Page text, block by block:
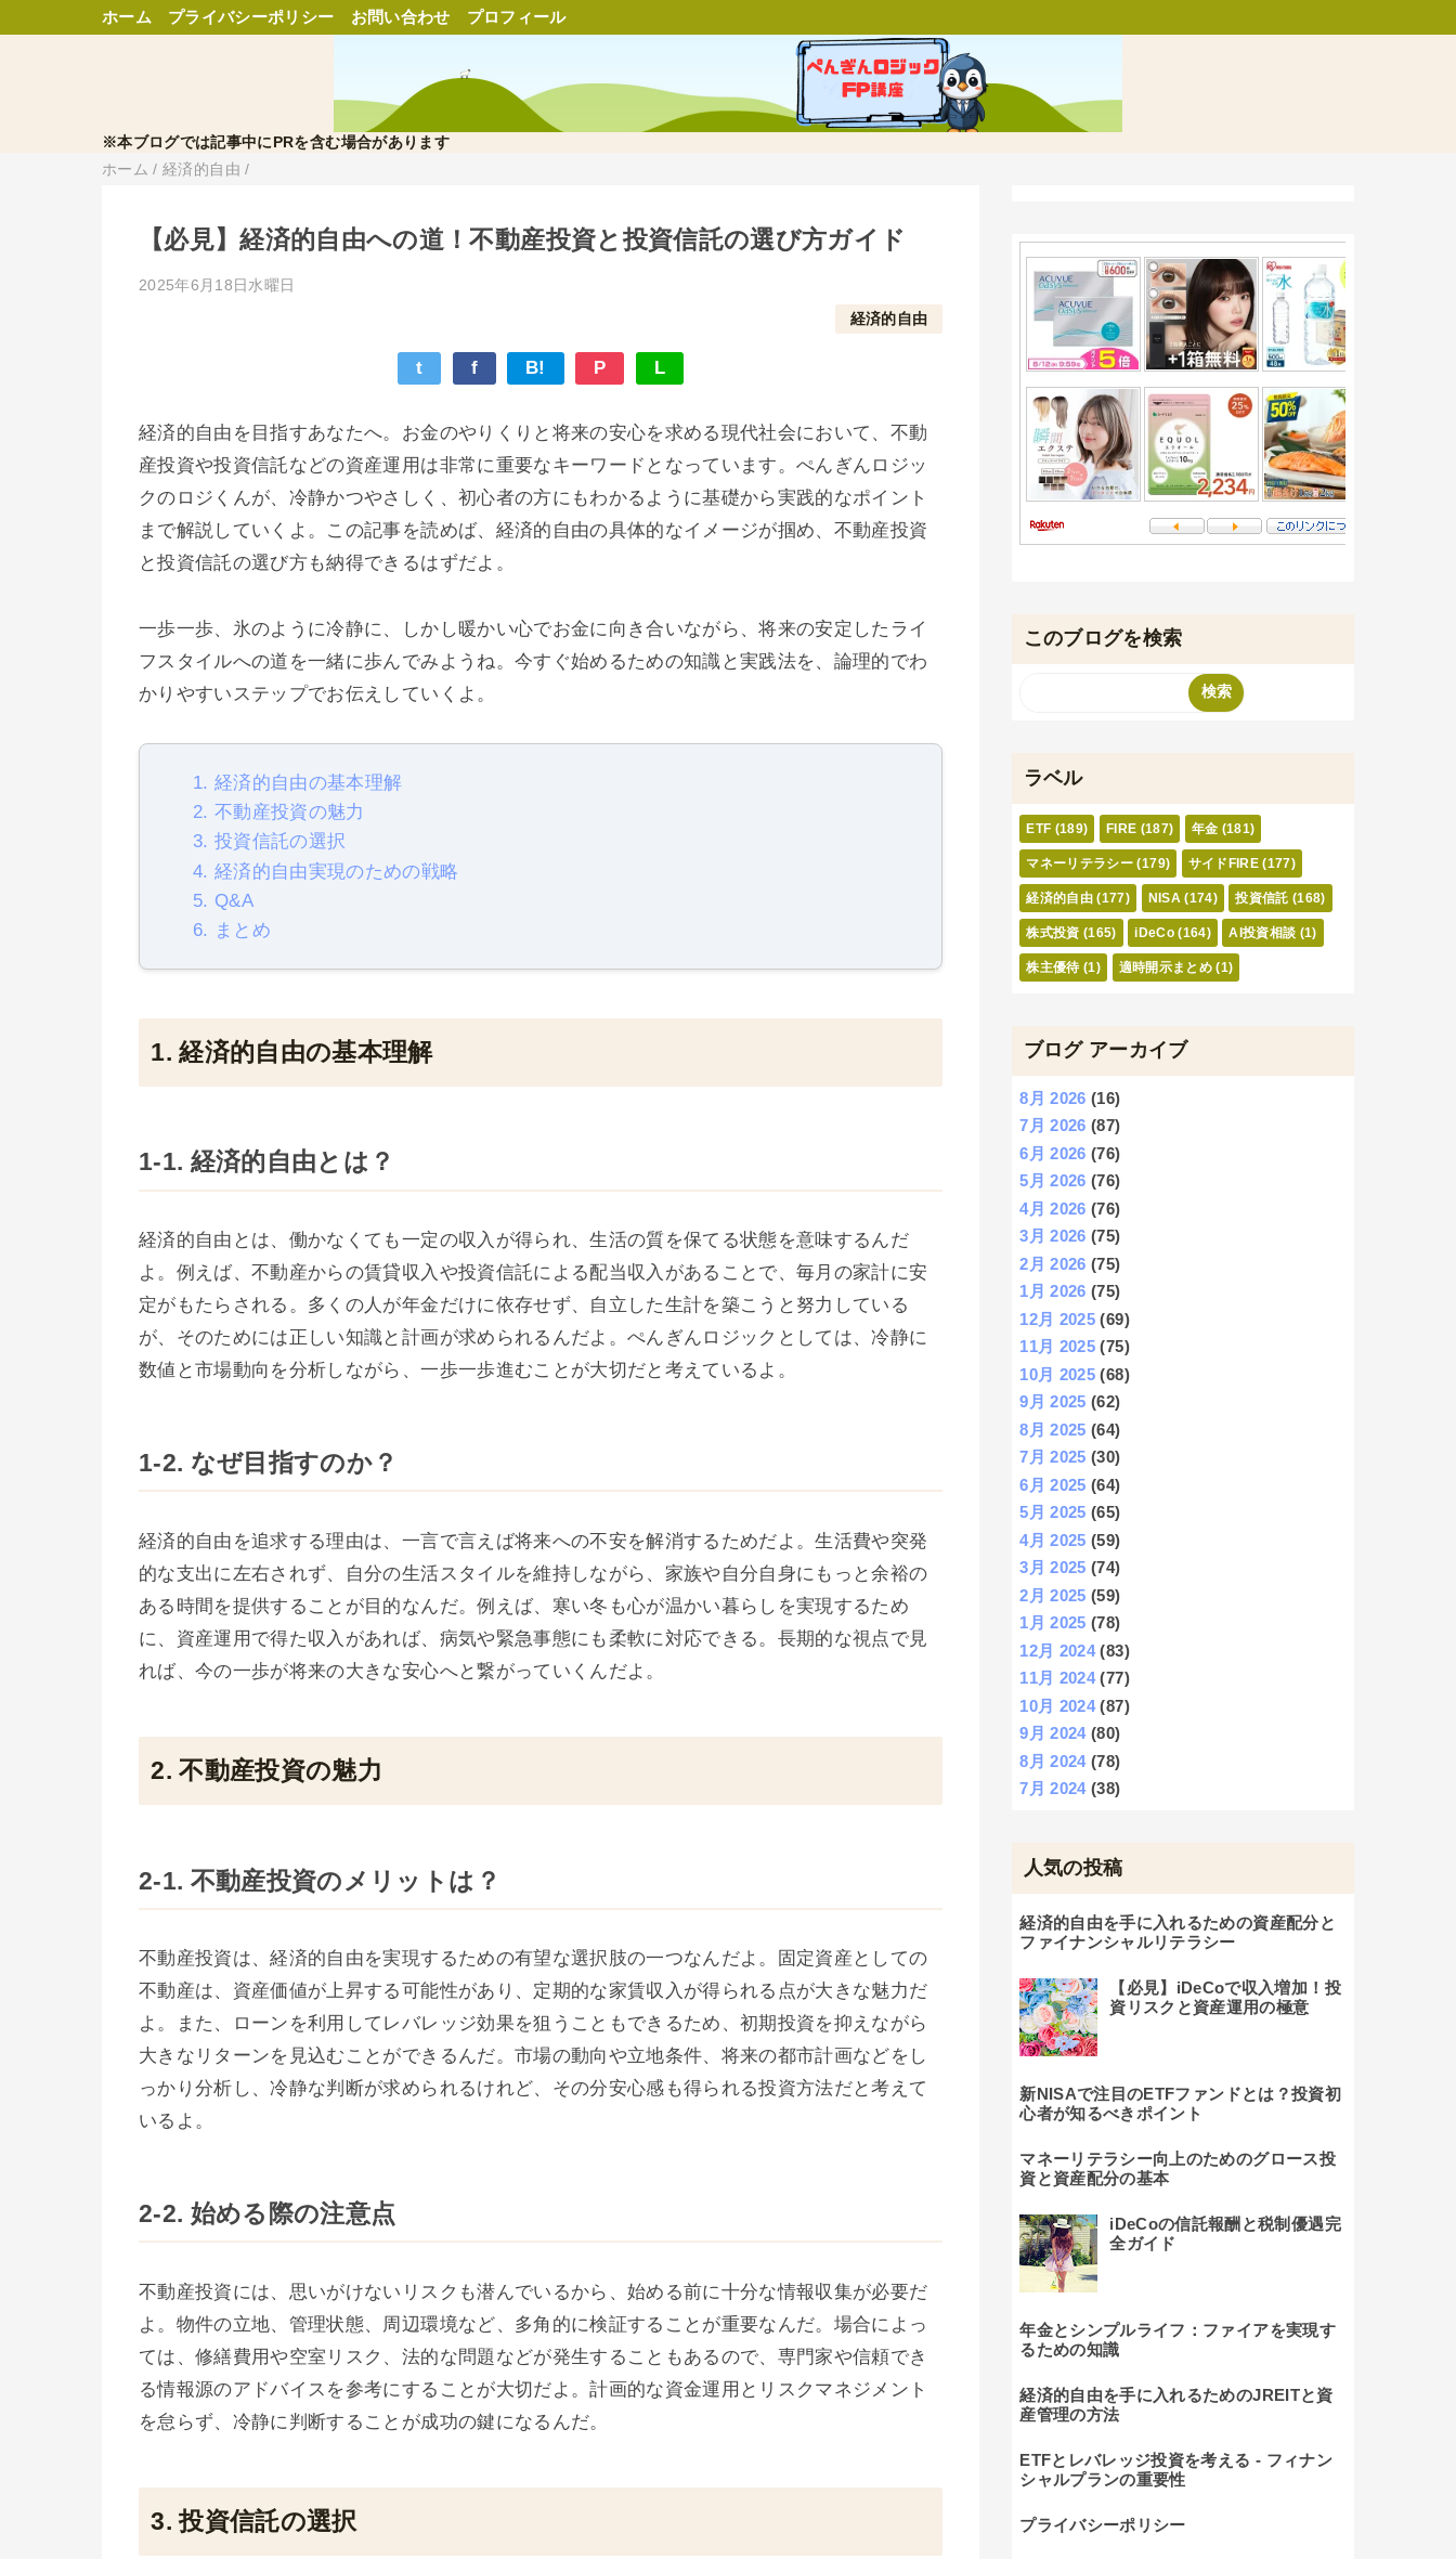
ホーム プライバシーポリシー お問い合わせ プロフィール
※本ブログでは記事中にPRを含む場合があります
ホーム /経済的自由 /
【必見】経済的自由への道！不動産投資と投資信託の選び方ガイド
2025年6月18日水曜日
経済的自由
t f B! P L
経済的自由を目指すあなたへ。お金のやりくりと将来の安心を求める現代社会において、不動
産投資や投資信託などの資産運用は非常に重要なキーワードとなっています。ぺんぎんロジッ
クのロジくんが、冷静かつやさしく、初心者の方にもわかるように基礎から実践的なポイント
まで解説していくよ。この記事を読めば、経済的自由の具体的なイメージが掴め、不動産投資
と投資信託の選び方も納得できるはずだよ。
一歩一歩、氷のように冷静に、しかし暖かい心でお金に向き合いながら、将来の安定したライ
フスタイルへの道を一緒に歩んでみようね。今すぐ始めるための知識と実践法を、論理的でわ
かりやすいステップでお伝えしていくよ。
1. 経済的自由の基本理解
2. 不動産投資の魅力
3. 投資信託の選択
4. 経済的自由実現のための戦略
5. Q&A
6. まとめ
1. 経済的自由の基本理解
1-1. 経済的自由とは？
経済的自由とは、働かなくても一定の収入が得られ、生活の質を保てる状態を意味するんだ
よ。例えば、不動産からの賃貸収入や投資信託による配当収入があることで、毎月の家計に安
定がもたらされる。多くの人が年金だけに依存せず、自立した生計を築こうと努力している
が、そのためには正しい知識と計画が求められるんだよ。ぺんぎんロジックとしては、冷静に
数値と市場動向を分析しながら、一歩一歩進むことが大切だと考えているよ。
1-2. なぜ目指すのか？
経済的自由を追求する理由は、一言で言えば将来への不安を解消するためだよ。生活費や突発
的な支出に左右されず、自分の生活スタイルを維持しながら、家族や自分自身にもっと余裕の
ある時間を提供することが目的なんだ。例えば、寒い冬も心が温かい暮らしを実現するため
に、資産運用で得た収入があれば、病気や緊急事態にも柔軟に対応できる。長期的な視点で見
れば、今の一歩が将来の大きな安心へと繋がっていくんだよ。
2. 不動産投資の魅力
2-1. 不動産投資のメリットは？
不動産投資は、経済的自由を実現するための有望な選択肢の一つなんだよ。固定資産としての
不動産は、資産価値が上昇する可能性があり、定期的な家賃収入が得られる点が大きな魅力だ
よ。また、ローンを利用してレバレッジ効果を狙うこともできるため、初期投資を抑えながら
大きなリターンを見込むことができるんだ。市場の動向や立地条件、将来の都市計画などをし
っかり分析し、冷静な判断が求められるけれど、その分安心感も得られる投資方法だと考えて
いるよ。
2-2. 始める際の注意点
不動産投資には、思いがけないリスクも潜んでいるから、始める前に十分な情報収集が必要だ
よ。物件の立地、管理状態、周辺環境など、多角的に検証することが重要なんだ。場合によっ
ては、修繕費用や空室リスク、法的な問題などが発生することもあるので、専門家や信頼でき
る情報源のアドバイスを参考にすることが大切だよ。計画的な資金運用とリスクマネジメント
を怠らず、冷静に判断することが成功の鍵になるんだ。
3. 投資信託の選択
このブログを検索
ラベル
ETF (189) FIRE (187) 年金 (181)
マネーリテラシー (179) サイドFIRE (177)
経済的自由 (177) NISA (174) 投資信託 (168)
株式投資 (165) iDeCo (164) AI投資相談 (1)
株主優待 (1) 適時開示まとめ (1)
ブログ アーカイブ
8月 2026 (16)
7月 2026 (87)
6月 2026 (76)
5月 2026 (76)
4月 2026 (76)
3月 2026 (75)
2月 2026 (75)
1月 2026 (75)
12月 2025 (69)
11月 2025 (75)
10月 2025 (68)
9月 2025 (62)
8月 2025 (64)
7月 2025 (30)
6月 2025 (64)
5月 2025 (65)
4月 2025 (59)
3月 2025 (74)
2月 2025 (59)
1月 2025 (78)
12月 2024(83)
11月 2024(77)
10月 2024(87)
9月 2024(80)
8月 2024(78)
7月 2024(38)
人気の投稿
経済的自由を手に入れるための資産配分と
ファイナンシャルリテラシー
【必見】iDeCoで収入増加！投
資リスクと資産運用の極意
新NISAで注目のETFファンドとは？投資初
心者が知るべきポイント
マネーリテラシー向上のためのグロース投
資と資産配分の基本
iDeCoの信託報酬と税制優遇完
全ガイド
年金とシンプルライフ：ファイアを実現す
るための知識
経済的自由を手に入れるためのJREITと資
産管理の方法
ETFとレバレッジ投資を考える - フィナン
シャルプランの重要性
プライバシーポリシー